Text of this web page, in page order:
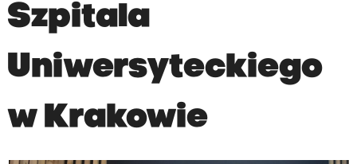
Szpitala
Uniwersyteckiego
w Krakowie